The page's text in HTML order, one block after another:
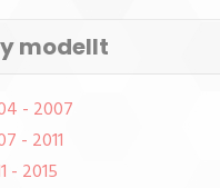
modellt
- 2007
- 2011
- 2015